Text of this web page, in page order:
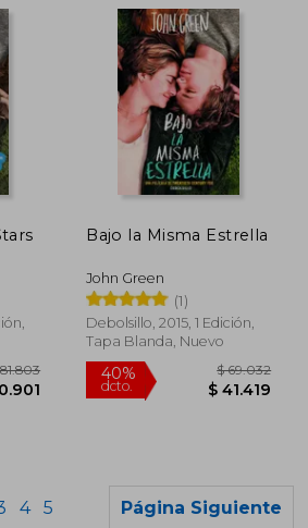
103.488
51.744
40%
dcto.
Bajo la Misma Estrella
John Green
(1)
Debolsillo, 2015, 1 Edición,
Tapa Blanda, Nuevo
4 5 Página Siguiente